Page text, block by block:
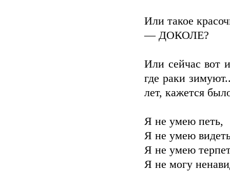
Или такое
— ДОКОЛЕ?
Или сейчас вот
где раки
лет, кажется
Я не умею петь,
Я не умею
Я не умею
Я не могу